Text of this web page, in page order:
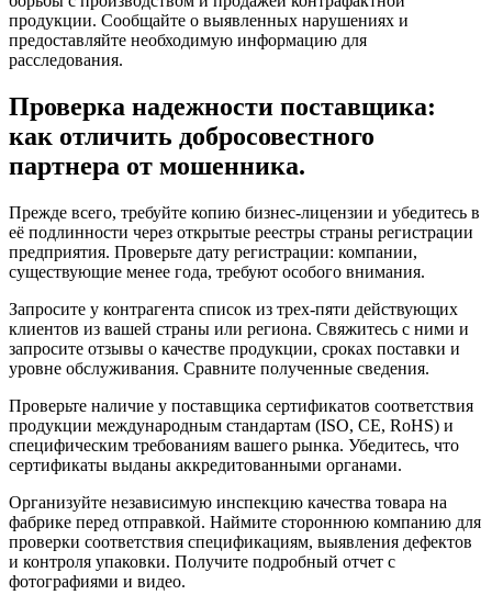
продукции. Сообщайте о выявленных нарушениях и
предоставляйте необходимую информацию для
расследования.
Проверка надежности поставщика:
как отличить добросовестного
партнера от мошенника.
Прежде всего, требуйте копию бизнес-лицензии и убедитесь в
её подлинности через открытые реестры страны регистрации
предприятия. Проверьте дату регистрации: компании,
существующие менее года, требуют особого внимания.
Запросите у контрагента список из трех-пяти действующих
клиентов из вашей страны или региона. Свяжитесь с ними и
запросите отзывы о качестве продукции, сроках поставки и
уровне обслуживания. Сравните полученные сведения.
Проверьте наличие у поставщика сертификатов соответствия
продукции международным стандартам (ISO, CE, RoHS) и
специфическим требованиям вашего рынка. Убедитесь, что
сертификаты выданы аккредитованными органами.
Организуйте независимую инспекцию качества товара на
фабрике перед отправкой. Наймите стороннюю компанию для
проверки соответствия спецификациям, выявления дефектов
и контроля упаковки. Получите подробный отчет с
фотографиями и видео.